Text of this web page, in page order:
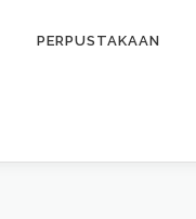
PERPUSTAKAAN